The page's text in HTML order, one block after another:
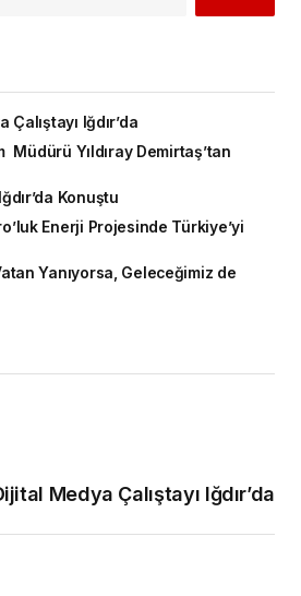
Çalıştayı Iğdır’da
Müdürü Yıldıray Demirtaş’tan
Konuştu
Enerji Projesinde Türkiye’yi
Yanıyorsa, Geleceğimiz de
Medya Çalıştayı Iğdır’da